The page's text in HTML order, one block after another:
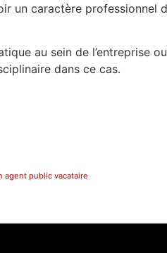
un caractère professionnel
au sein de l’entreprise
dans ce cas.
agent public vacataire